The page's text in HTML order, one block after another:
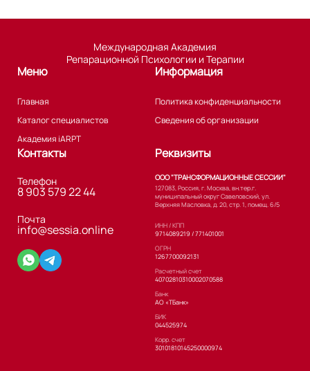
Международная Академия
Репарационной Психологии и Терапии
Меню
Главная
Каталог специалистов
Академия iARPT
Информация
Политика конфиденциальности
Сведения об организации
Контакты
Телефон
8 903 579 22 44
Почта
info@sessia.online
Реквизиты
ООО "ТРАНСФОРМАЦИОННЫЕ СЕССИИ"
127083, Россия, г. Москва, вн.тер.г.
муниципальный округ Савеловский, ул.
Верхняя Масловка, д. 20, стр. 1, помещ. 6/5
ИНН / КПП
9714089219 / 771401001
ОГРН
1267700092131
Расчетный счет
40702810310002070588
Банк
АО «ТБанк»
БИК
044525974
Корр. счет
30101810145250000974